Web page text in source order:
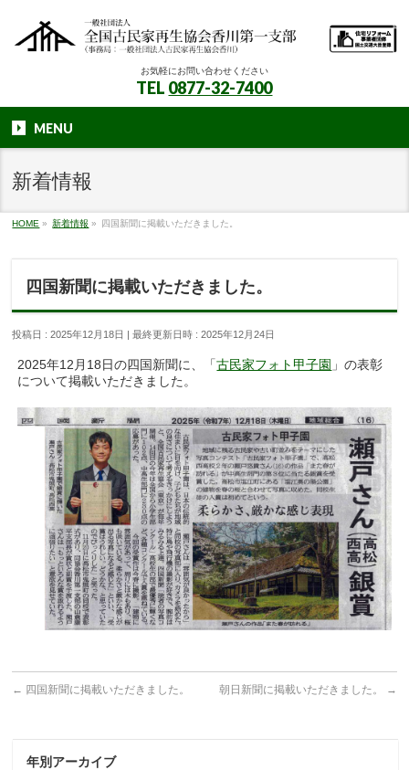
お気軽にお問い合わせください
TEL 0877-32-7400
MENU
新着情報
HOME » 新着情報 » 四国新聞に掲載いただきました。
四国新聞に掲載いただきました。
投稿日 : 2025年12月18日 最終更新日時 : 2025年12月24日
2025年12月18日の四国新聞に、「古民家フォト甲子園 」の表彰
について掲載いただきました。
← 四国新聞に掲載いただきました。 朝日新聞に掲載いただきました。 →
年別アーカイブ